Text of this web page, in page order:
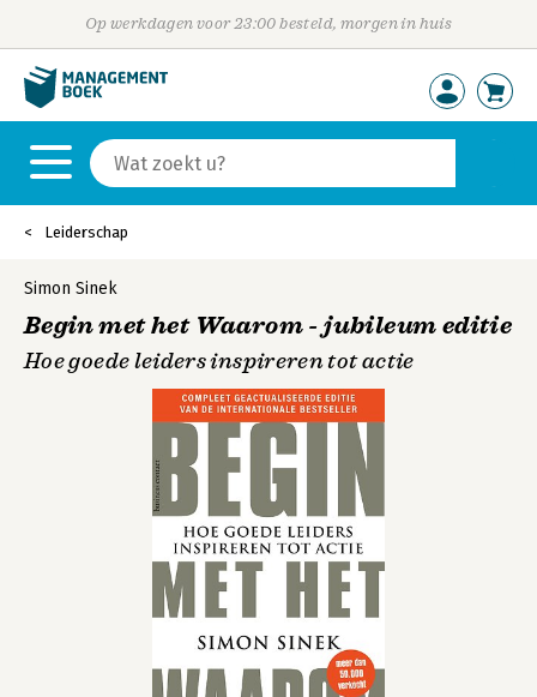
Op werkdagen voor 23:00 besteld, morgen in huis
Leiderschap
Simon Sinek
Begin met het Waarom - jubileum editie
Hoe goede leiders inspireren tot actie